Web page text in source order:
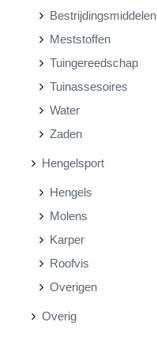
Bestrijdingsmiddelen
Meststoffen
Tuingereedschap
Tuinassesoires
Water
Zaden
Hengelsport
Hengels
Molens
Karper
Roofvis
Overigen
Overig